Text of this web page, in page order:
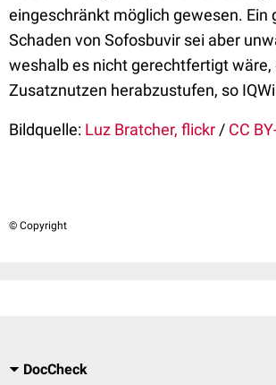
eingeschränkt möglich gewesen. Ein
Schaden von Sofosbuvir sei aber
weshalb es nicht gerechtfertigt wäre,
Zusatznutzen herabzustufen, so
Bildquelle: Luz Bratcher, flickr / CC
© Copyright
DocCheck